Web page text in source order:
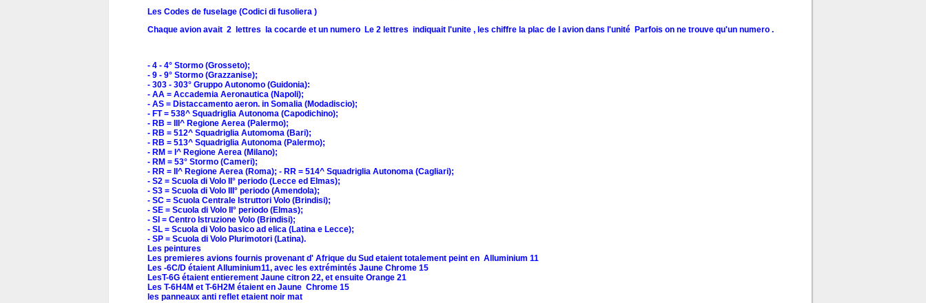
Les Codes de fuselage (Codici di fusoliera )
Chaque avion avait 2 lettres la cocarde et un numero Le 2 lettres indiquait l'unite , les chiffre la plac de l avion dans l'unité Parfois on ne trouve qu'un numero .
- 4 - 4° Stormo (Grosseto);
- 9 - 9° Stormo (Grazzanise);
- 303 - 303° Gruppo Autonomo (Guidonia):
- AA = Accademia Aeronautica (Napoli);
- AS = Distaccamento aeron. in Somalia (Modadiscio);
- FT = 538^ Squadriglia Autonoma (Capodichino);
- RB = III^ Regione Aerea (Palermo);
- RB = 512^ Squadriglia Automoma (Bari);
- RB = 513^ Squadriglia Autonoma (Palermo);
- RM = I^ Regione Aerea (Milano);
- RM = 53° Stormo (Cameri);
- RR = II^ Regione Aerea (Roma); - RR = 514^ Squadriglia Autonoma (Cagliari);
- S2 = Scuola di Volo II° periodo (Lecce ed Elmas);
- S3 = Scuola di Volo III° periodo (Amendola);
- SC = Scuola Centrale Istruttori Volo (Brindisi);
- SE = Scuola di Volo II° periodo (Elmas);
- SI = Centro Istruzione Volo (Brindisi);
- SL = Scuola di Volo basico ad elica (Latina e Lecce);
- SP = Scuola di Volo Plurimotori (Latina).
Les peintures
Les premieres avions fournis provenant d' Afrique du Sud etaient totalement peint en Alluminium 11
Les -6C/D étaient Alluminium11, avec les extrémintés Jaune Chrome 15
LesT-6G étaient entierement Jaune citron 22, et ensuite Orange 21
Les T-6H4M et T-6H2M étaient en Jaune Chrome 15
les panneaux anti reflet etaient noir mat